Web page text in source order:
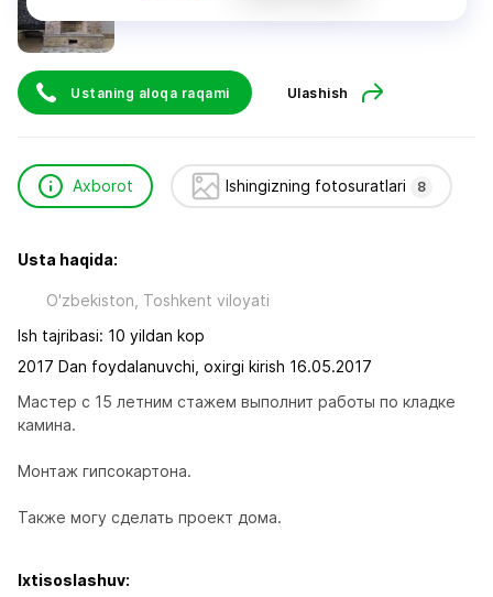
Ustaning aloqa raqami Ulashish
Axborot Ishingizning fotosuratlari 8
Usta haqida:
O'zbekiston, Toshkent viloyati
Ish tajribasi: 10 yildan kop
2017 Dan foydalanuvchi, oxirgi kirish 16.05.2017
Мастер с 15 летним стажем выполнит работы по кладке
камина.
Монтаж гипсокартона.
Также могу сделать проект дома.
Ixtisoslashuv: